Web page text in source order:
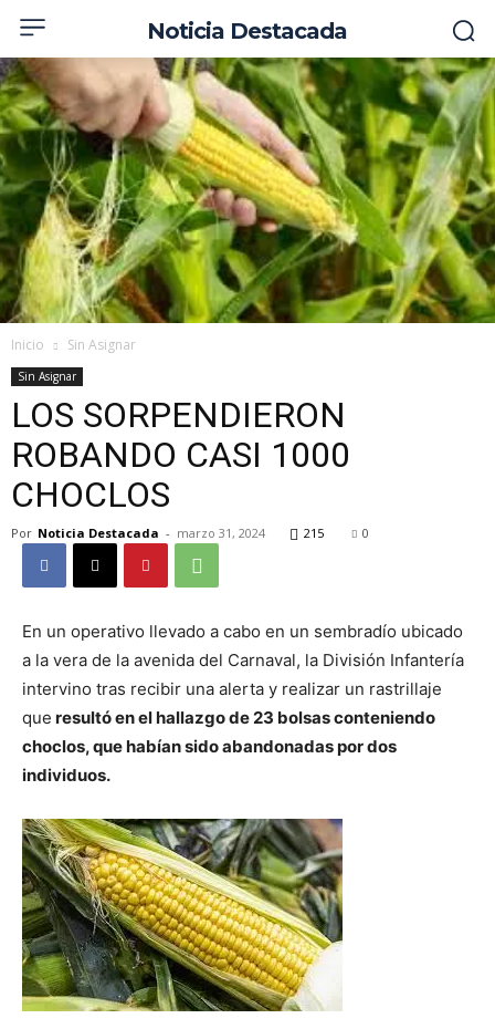
Noticia Destacada
Inicio Sin Asignar
Sin Asignar
LOS SORPENDIERON
ROBANDO CASI 1000
CHOCLOS
Por Noticia Destacada - marzo 31, 2024 215 0
En un operativo llevado a cabo en un sembradío ubicado
a la vera de la avenida del Carnaval, la División Infantería
intervino tras recibir una alerta y realizar un rastrillaje
que resultó en el hallazgo de 23 bolsas conteniendo
choclos, que habían sido abandonadas por dos
individuos.